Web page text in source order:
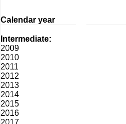
Calendar year
Intermediate:
2009
2010
2011
2012
2013
2014
2015
2016
2017